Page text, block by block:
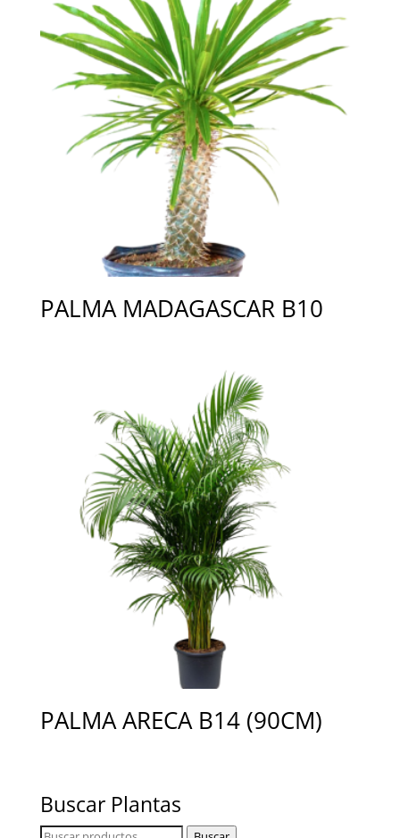
PALMA MADAGASCAR B10
PALMA ARECA B14 (90CM)
Buscar Plantas